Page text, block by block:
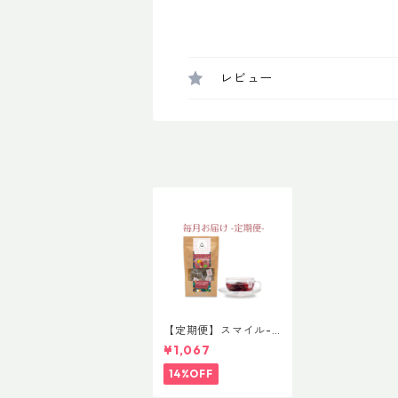
レビュー
【定期便】スマイル-S
MILE 普通サイズ
¥1,067
14%OFF